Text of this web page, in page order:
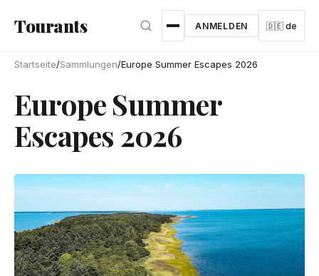
Tourants ANMELDEN 🇩🇪 de
Startseite/Sammlungen/Europe Summer Escapes 2026
Europe Summer
Escapes 2026